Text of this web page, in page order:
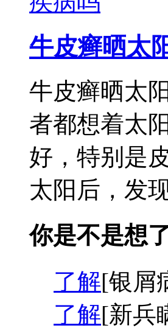
牛皮癣晒太
牛皮癣晒太
者都想着太
好，特别是
太阳后，发
你是不是想
了解[银屑
了解[新兵